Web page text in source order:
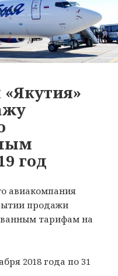
год
авиакомпания
продажи
тарифам на
2018 года по 31